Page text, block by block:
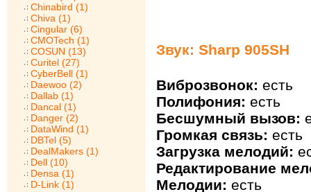
Chinabird (1)
Chiva (1)
Cingular (6)
CMOTech (1)
COSUN (13)
Curitel (27)
CyberBell (1)
Daewoo (2)
Dallab (1)
Dancal (1)
Danger (2)
DataWind (1)
DBTel (5)
DealMakers (1)
Dell (10)
Densa (1)
D-Link (1)
Звук: Sharp 905SH
Виброзвонок: есть
Полифония: есть
Бесшумный вызов:
Громкая связь: есть
Загрузка мелодий:
Редактирование
Мелодии: есть